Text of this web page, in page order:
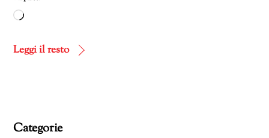
Caricamento
corso…
Leggi il resto
Categorie